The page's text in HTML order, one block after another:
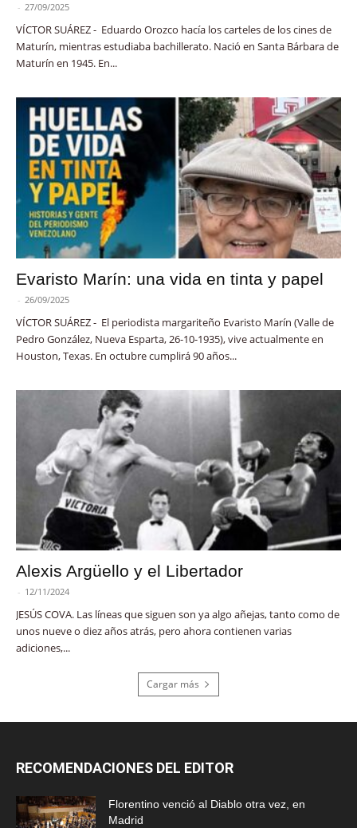
- 27/09/2025
VÍCTOR SUÁREZ - Eduardo Orozco hacía los carteles de los cines de
Maturín, mientras estudiaba bachillerato. Nació en Santa Bárbara de
Maturín en 1945. En...
Evaristo Marín: una vida en tinta y papel
- 26/09/2025
VÍCTOR SUÁREZ - El periodista margariteño Evaristo Marín (Valle de
Pedro González, Nueva Esparta, 26-10-1935), vive actualmente en
Houston, Texas. En octubre cumplirá 90 años...
Alexis Argüello y el Libertador
- 12/11/2024
JESÚS COVA. Las líneas que siguen son ya algo añejas, tanto como de
unos nueve o diez años atrás, pero ahora contienen varias
adiciones,...
Cargar más
RECOMENDACIONES DEL EDITOR
Florentino venció al Diablo otra vez, en
Madrid